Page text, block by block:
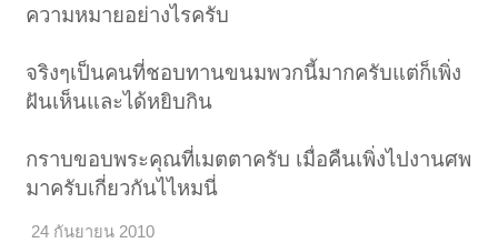
ความหมายอย่างไรครับ
จริงๆเป็นคนที่ชอบทานขนมพวกนี้มากครับแต่ก็เพิ่ง
ฝันเห็นและได้หยิบกิน
กราบขอบพระคุณที่เมตตาครับ เมื่อคืนเพิ่งไปงานศพ
มาครับเกี่ยวกันไไหมนี่
24 กันยายน 2010